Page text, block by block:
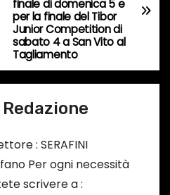
finale di domenica 5 e
per la finale del Tibor
Junior Competition di
sabato 4 a San Vito al
Tagliamento
Redazione
: SERAFINI
Per ogni necessità
scrivere a :